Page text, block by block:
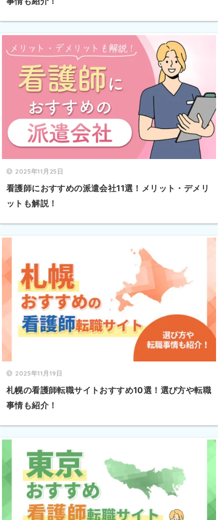
2025年11月25日
看護師におすすめの派遣会社11選！メリット・デメリ
ットも解説！
2025年11月19日
札幌の看護師転職サイトおすすめ10選！選び方や転職
事情も紹介！